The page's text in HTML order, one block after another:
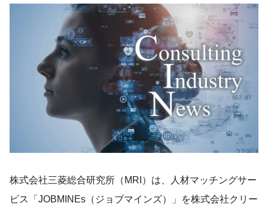
株式会社三菱総合研究所（MRI）は、人材マッチングサー
ビス「JOBMINEs（ジョブマインズ）」を株式会社クリー